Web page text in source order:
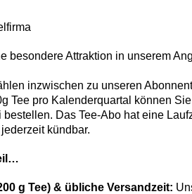
besondere Attraktion in unserem
inzwischen zu unseren
Tee pro Kalenderquartal können
bestellen. Das Tee-Abo hat eine
kündbar.
g Tee) & übliche Versandzeit: